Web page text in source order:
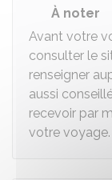
À noter
Avant votre
consulter le
renseigner
aussi
recevoir par
votre voyage.